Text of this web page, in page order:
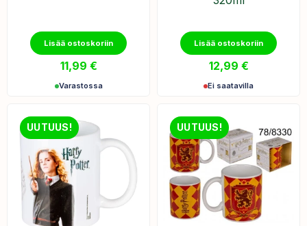
Lisää ostoskoriin
11,99 €
Varastossa
Lisää ostoskoriin
12,99 €
Ei saatavilla
UUTUUS! UUTUUS!